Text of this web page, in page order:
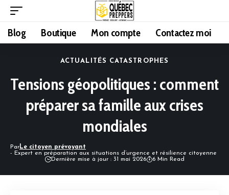
Blog Boutique Mon compte Contactez moi
ACTUALITÉS CATASTROPHES
Tensions géopolitiques : comment
préparer sa famille aux crises
mondiales
ParLe citoyen prévoyant
- Expert en préparation aux situations d’urgence et résilience citoyenne
Dernière mise à jour : 31 mai 2026
6 Min Read